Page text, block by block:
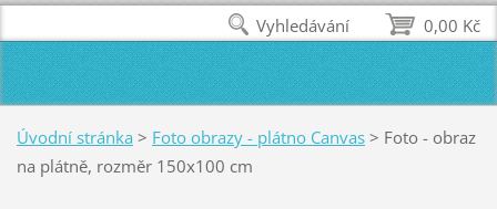
Úvodní stránka > Foto obrazy - plátno Canvas > Foto - obraz
na plátně, rozměr 150x100 cm
0,00 Kč
Vyhledávání